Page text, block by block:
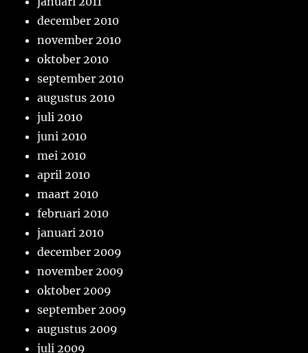
december 2010
november 2010
oktober 2010
september 2010
augustus 2010
juli 2010
juni 2010
mei 2010
april 2010
maart 2010
februari 2010
januari 2010
december 2009
november 2009
oktober 2009
september 2009
augustus 2009
juli 2009